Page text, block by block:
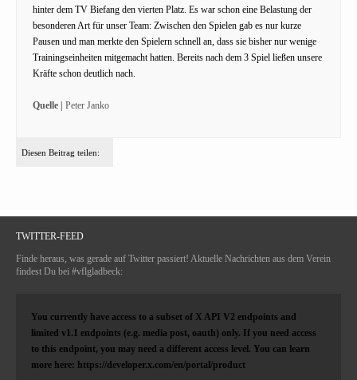
hinter dem TV Biefang den vierten Platz. Es war schon eine Belastung der
besonderen Art für unser Team: Zwischen den Spielen gab es nur kurze
Pausen und man merkte den Spielern schnell an, dass sie bisher nur wenige
Trainingseinheiten mitgemacht hatten. Bereits nach dem 3 Spiel ließen unsere
Kräfte schon deutlich nach.
Quelle | Peter Janko
Diesen Beitrag teilen:
TWITTER-FEED
Finde heraus, was gerade auf Twitter passiert! Aktuelle Nachrichten aus dem Verein
findest Du bei #vflgladbeck:
You currently have access to a subset of X API V2 endpoints and
limited v1.1 endpoints (e.g. media post, oauth) only. If you need access
to this endpoint, you may need a different access level. You can learn
more here: https://developer.x.com/en/portal/product